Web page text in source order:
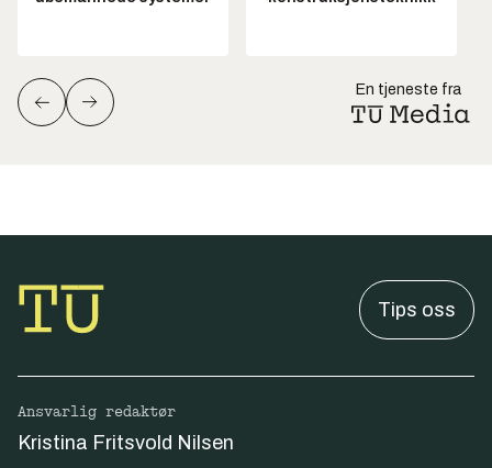
En tjeneste fra
Tips oss
Ansvarlig redaktør
Kristina Fritsvold Nilsen